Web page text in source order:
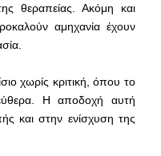
θεραπείας. Ακόμη και
αμηχανία έχουν
χωρίς κριτική, όπου το
Η αποδοχή αυτή
και στην ενίσχυση της